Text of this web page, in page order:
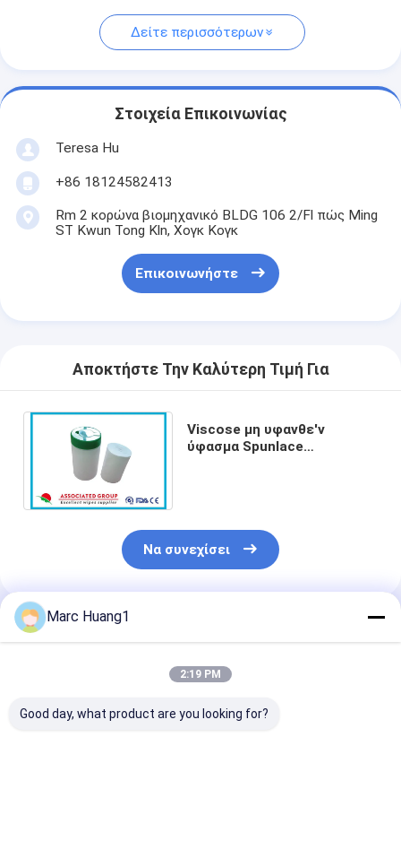
Δείτε περισσότερων
Στοιχεία Επικοινωνίας
Teresa Hu
+86 18124582413
Rm 2 κορώνα βιομηχανικό BLDG 106 2/Fl πώς Ming
ST Kwun Tong Kln, Χογκ Κογκ
Επικοινωνήστε
Αποκτήστε Την Καλύτερη Τιμή Για
Viscose μη υφανθε'ν
ύφασμα Spunlace
Να συνεχίσει
Συνιστώμενα Προϊόντα
Marc Huang1
2:19 PM
Good day, what product are you looking for?